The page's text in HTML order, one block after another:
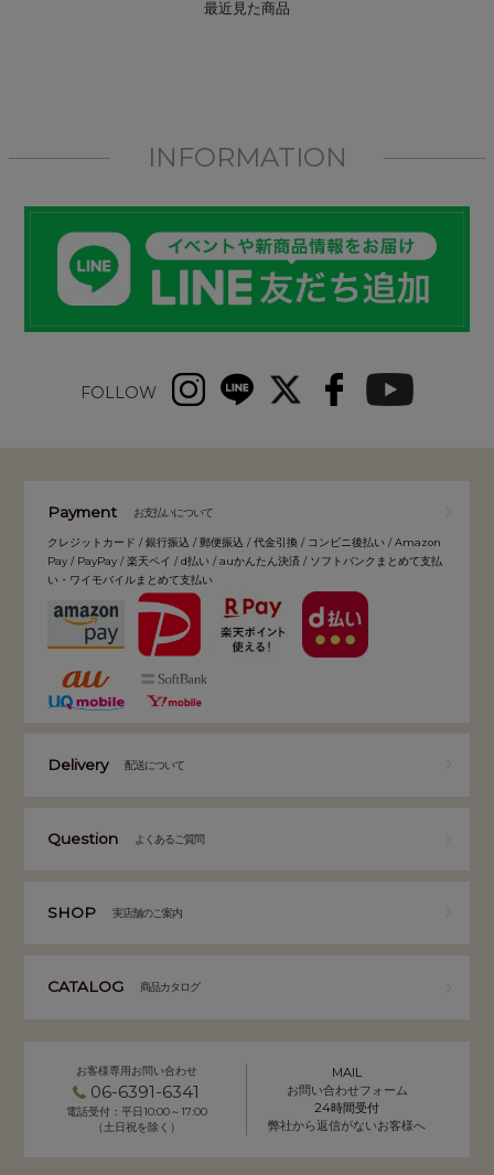
最近見た商品
INFORMATION
FOLLOW
Payment お支払いについて
クレジットカード / 銀行振込 / 郵便振込 / 代金引換 / コンビニ後払い / Amazon
Pay / PayPay / 楽天ペイ / d払い / auかんたん決済 / ソフトバンクまとめて支払
い・ワイモバイルまとめて支払い
Delivery 配送について
Question よくあるご質問
SHOP 実店舗のご案内
CATALOG 商品カタログ
お客様専用お問い合わせ
06-6391-6341
電話受付：平日10:00～17:00
（土日祝を除く）
MAIL
お問い合わせフォーム
24時間受付
弊社から返信がないお客様へ